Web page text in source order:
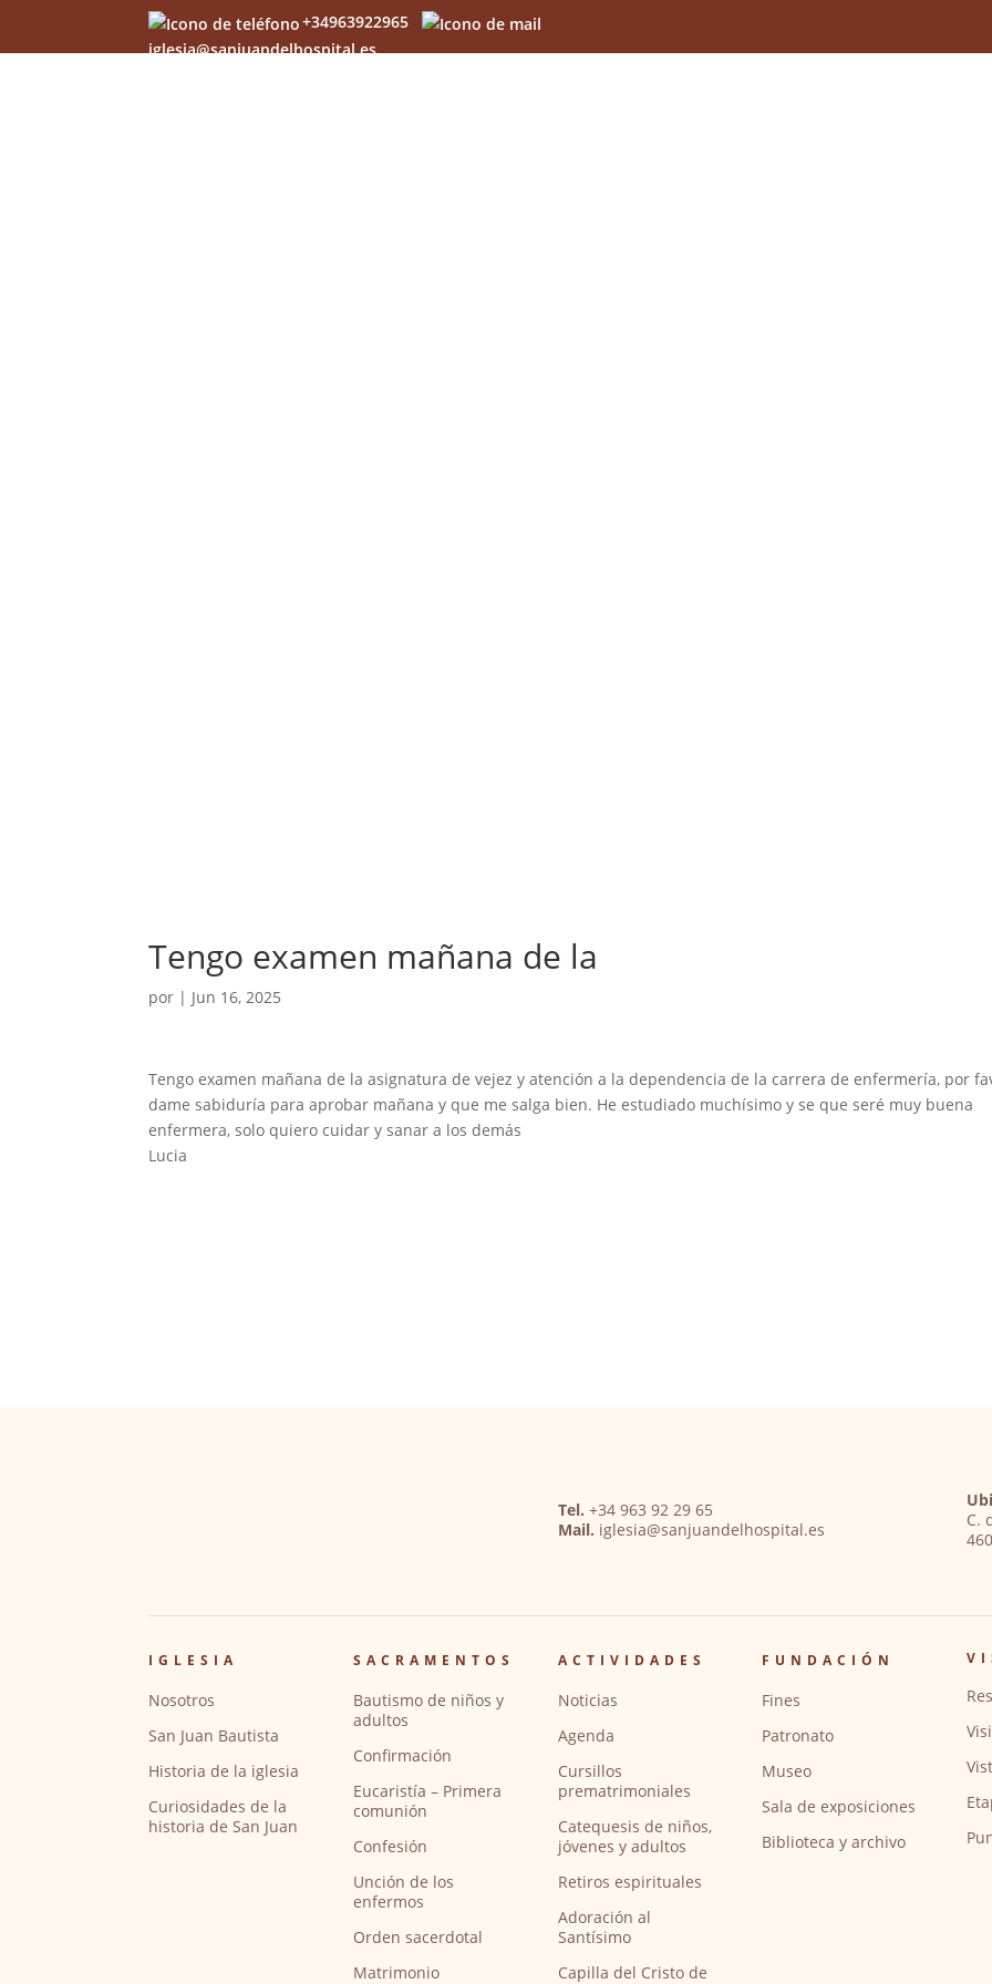
+34963922965
iglesia@sanjuandelhospital.es
Tengo examen mañana de la
por | Jun 16, 2025
Tengo examen mañana de la asignatura de vejez y atención a la dependencia de la carrera de enfermería, por
dame sabiduría para aprobar mañana y que me salga bien. He estudiado muchísimo y se que seré muy buena
enfermera, solo quiero cuidar y sanar a los demás
Lucia
Tel. +34 963 92 29 65
Mail. iglesia@sanjuandelhospital.es
C.
IGLESIA
Nosotros
San Juan Bautista
Historia de la iglesia
Curiosidades de la
historia de San Juan
SACRAMENTOS
Bautismo de niños y
adultos
Confirmación
Eucaristía – Primera
comunión
Confesión
Unción de los
enfermos
Orden sacerdotal
Matrimonio
ACTIVIDADES
Noticias
Agenda
Cursillos
prematrimoniales
Catequesis de niños,
jóvenes y adultos
Retiros espirituales
Adoración al
Santísimo
Capilla del Cristo de
FUNDACIÓN
Fines
Patronato
Museo
Sala de exposiciones
Biblioteca y archivo